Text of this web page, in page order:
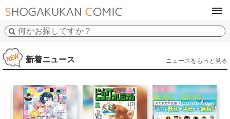
新着ニュース ニュースをもっと見る